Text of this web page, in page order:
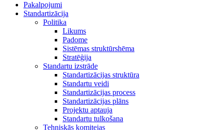
Pakalpojumi
Standartizācija
Politika
Likums
Padome
Sistēmas struktūrshēma
Stratēģija
Standartu izstrāde
Standartizācijas struktūra
Standartu veidi
Standartizācijas process
Standartizācijas plāns
Projektu aptauja
Standartu tulkošana
Tehniskās komitejas